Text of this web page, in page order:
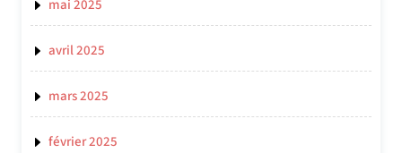
mai 2025
avril 2025
mars 2025
février 2025